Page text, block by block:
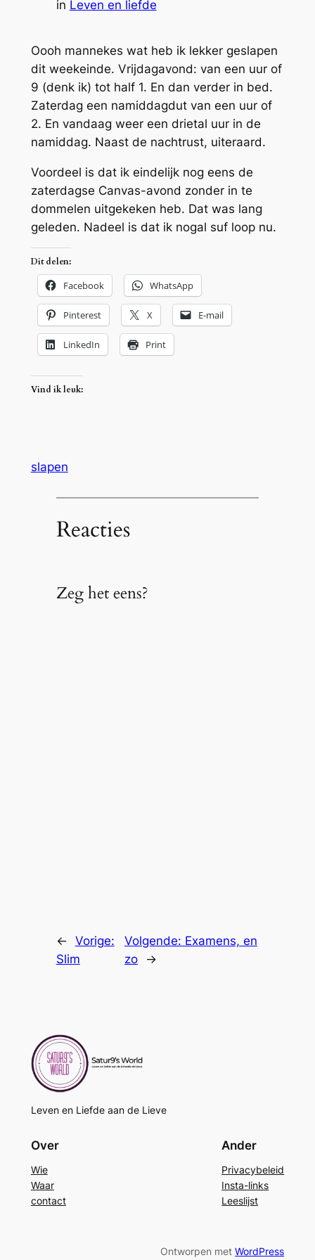
in Leven en liefde
Oooh mannekes wat heb ik lekker geslapen
dit weekeinde. Vrijdagavond: van een uur of
9 (denk ik) tot half 1. En dan verder in bed.
Zaterdag een namiddagdut van een uur of
2. En vandaag weer een drietal uur in de
namiddag. Naast de nachtrust, uiteraard.
Voordeel is dat ik eindelijk nog eens de
zaterdagse Canvas-avond zonder in te
dommelen uitgekeken heb. Dat was lang
geleden. Nadeel is dat ik nogal suf loop nu.
Dit delen:
Facebook WhatsApp
Pinterest X E-mail
LinkedIn Print
Vind ik leuk:
slapen
Reacties
Zeg het eens?
← Vorige:
Slim
Volgende: Examens, en
zo
→
Leven en Liefde aan de Lieve
Over
Wie
Waar
contact
Ander
Privacybeleid
Insta-links
Leeslijst
Ontworpen metWordPress